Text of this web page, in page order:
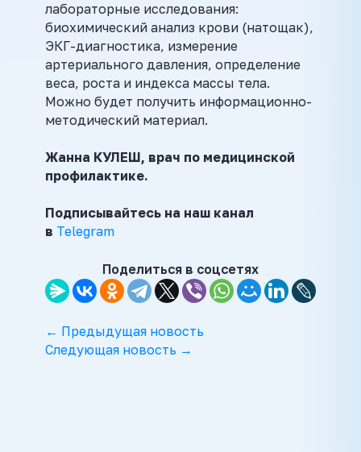
лабораторные исследования:
биохимический анализ крови (натощак),
ЭКГ-диагностика, измерение
артериального давления, определение
веса, роста и индекса массы тела.
Можно будет получить информационно-
методический материал.
Жанна КУЛЕШ, врач по медицинской
профилактике.
Подписывайтесь на наш канал
в Telegram
Поделиться в соцсетях
← Предыдущая новость
Следующая новость →